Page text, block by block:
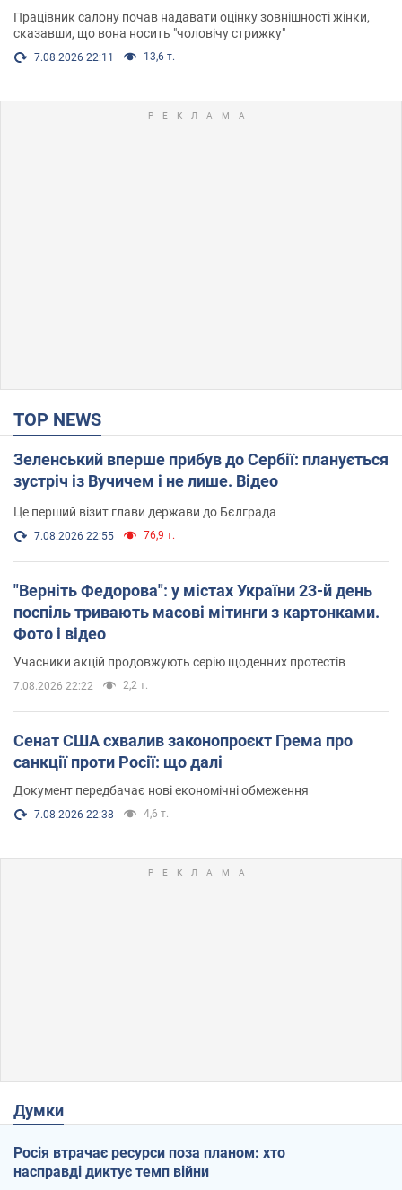
Працівник салону почав надавати оцінку зовнішності жінки,
сказавши, що вона носить "чоловічу стрижку"
7.08.2026 22:11 13,6 т.
TOP NEWS
Зеленський вперше прибув до Сербії: планується
зустріч із Вучичем і не лише. Відео
Це перший візит глави держави до Бєлграда
7.08.2026 22:55 76,9 т.
"Верніть Федорова": у містах України 23-й день
поспіль тривають масові мітинги з картонками.
Фото і відео
Учасники акцій продовжують серію щоденних протестів
7.08.2026 22:22 2,2 т.
Сенат США схвалив законопроєкт Грема про
санкції проти Росії: що далі
Документ передбачає нові економічні обмеження
7.08.2026 22:38 4,6 т.
Думки
Росія втрачає ресурси поза планом: хто
насправді диктує темп війни